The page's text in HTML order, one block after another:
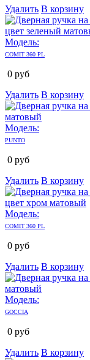
Удалить В корзину
Модель:
COMIT 360 PL
0 руб
Удалить В корзину
Модель:
PUNTO
0 руб
Удалить В корзину
Модель:
COMIT 360 PL
0 руб
Удалить В корзину
Модель:
GOCCIA
0 руб
Удалить В корзину